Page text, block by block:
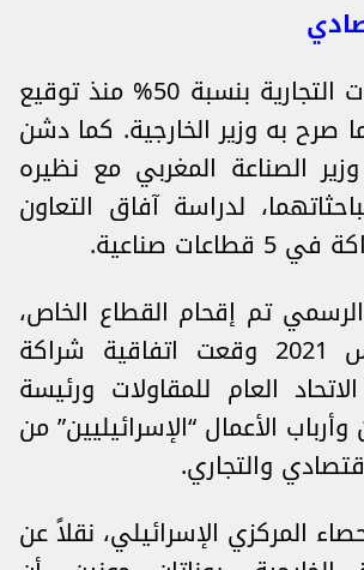
ارتفعت المبادلات التجارية بنسبة 50% منذ توقيع
صرح به وزير الخارجية. كما دشن
وزير الصناعة المغربي مع نظيره
لدراسة آفاق التعاون
صناعية.
تم إقحام القطاع الخاص،
ففي 23 مارس 2021 وقعت اتفاقية شراكة
العام للمقاولات ورئيسة
الأعمال “الإسرائيليين” من
والتجاري.
المركزي الإسرائيلي، نقلاً عن